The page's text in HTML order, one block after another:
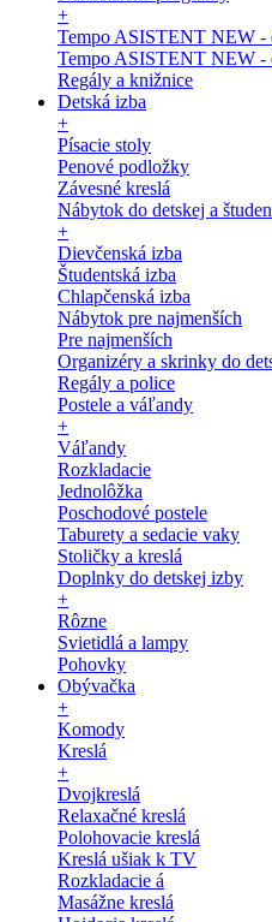
+
Tempo ASISTENT NEW -
Tempo ASISTENT NEW -
Regály a knižnice
Detská izba
+
Písacie stoly
Penové podložky
Závesné kreslá
Nábytok do detskej a
+
Dievčenská izba
Študentská izba
Chlapčenská izba
Nábytok pre najmenších
Pre najmenších
Organizéry a skrinky do
Regály a police
Postele a váľandy
+
Váľandy
Rozkladacie
Jednolôžka
Poschodové postele
Taburety a sedacie vaky
Stoličky a kreslá
Doplnky do detskej izby
+
Rôzne
Svietidlá a lampy
Pohovky
Obývačka
+
Komody
Kreslá
+
Dvojkreslá
Relaxačné kreslá
Polohovacie kreslá
Kreslá ušiak k TV
Rozkladacie á
Masážne kreslá